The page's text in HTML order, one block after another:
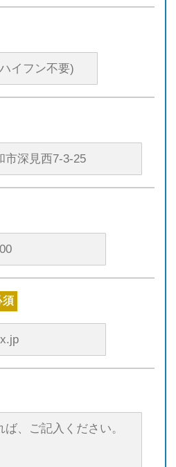
須